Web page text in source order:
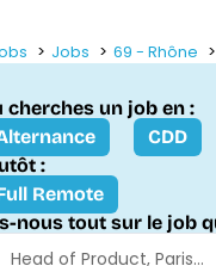
Jobs 69 - Rhône
cherches un job en :
CDD
:
Remote
nous tout sur le job